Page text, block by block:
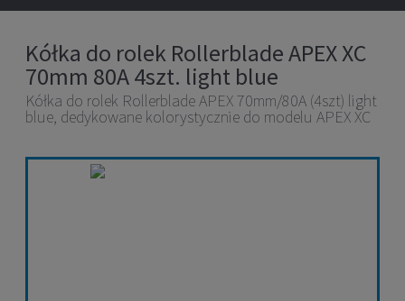
Kółka do rolek Rollerblade APEX XC
70mm 80A 4szt. light blue
Kółka do rolek Rollerblade APEX 70mm/80A (4szt) light
blue, dedykowane kolorystycznie do modelu APEX XC